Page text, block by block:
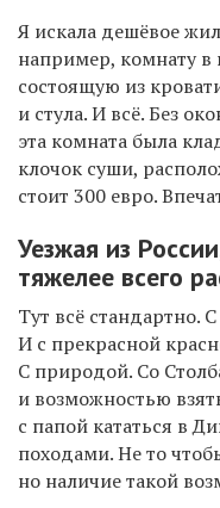
Я искала дешёвое
например, комнату в
состоящую из
и стула. И всё. Без
эта комната была
клочок суши,
стоит 300 евро.
Уезжая из
тяжелее всего
Тут всё стандартно.
И с прекрасной
С природой. Со
и возможностью
с папой кататься в
походами. Не то
но наличие такой